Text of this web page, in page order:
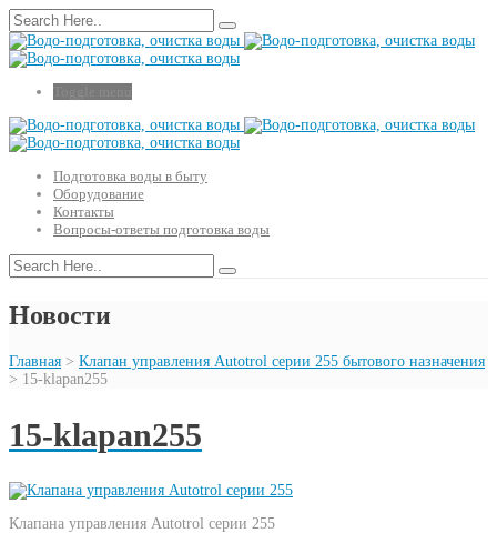
Подготовка воды в быту
Оборудование
Контакты
Вопросы-ответы подготовка воды
Новости
Главная > Клапан управления Autotrol серии 255 бытового назначения
> 15-klapan255
15-klapan255
Клапана управления Autotrol серии 255